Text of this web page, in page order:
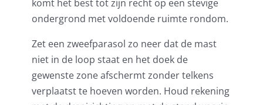
komt het best tot zijn recht op een stevige
ondergrond met voldoende ruimte rondom.
Zet een zweefparasol zo neer dat de mast
niet in de loop staat en het doek de
gewenste zone afschermt zonder telkens
verplaatst te hoeven worden. Houd rekening